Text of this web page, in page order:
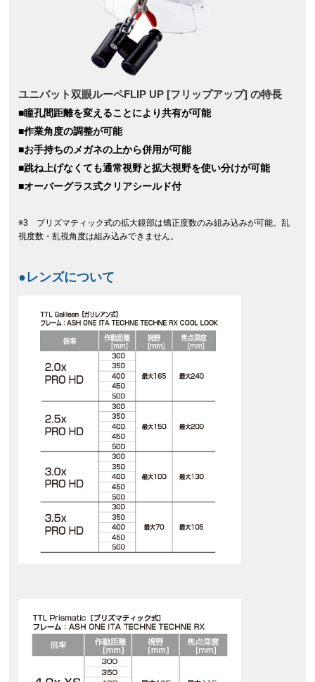
ユニバット双眼ルーペFLIP UP [フリップアップ] の特長
■瞳孔間距離を変えることにより共有が可能
■作業角度の調整が可能
■お手持ちのメガネの上から併用が可能
■跳ね上げなくても通常視野と拡大視野を使い分けが可能
■オーバーグラス式クリアシールド付
※3 プリズマティック式の拡大鏡部は矯正度数のみ組み込みが可能。乱
視度数・乱視角度は組み込みできません。
●レンズについて